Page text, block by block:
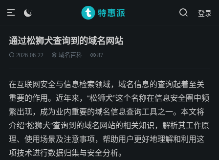
登录

通过松狮犬查询到的域名网站
2026-06-22 域名百科 87
在互联网安全与信息检索领域，域名信息的查询起着至关
重要的作用。近年来，“松狮犬”这个名称在信息安全圈中频
繁出现，成为业内重要的域名信息查询工具之一。本文将
介绍“松狮犬”查询到的域名网站的相关知识，解析其工作原
理、使用场景及注意事项，帮助用户更好地理解和利用这
项技术进行数据归集与安全分析。